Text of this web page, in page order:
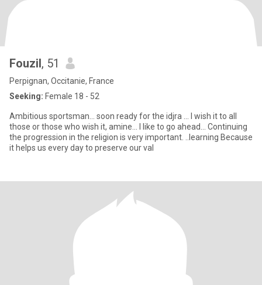
Fouzil, 51
Perpignan, Occitanie, France
Seeking: Female 18 - 52
Ambitious sportsman... soon ready for the idjra ... I wish it to all
those or those who wish it, amine... I like to go ahead... Continuing
the progression in the religion is very important. ..learning Because
it helps us every day to preserve our val